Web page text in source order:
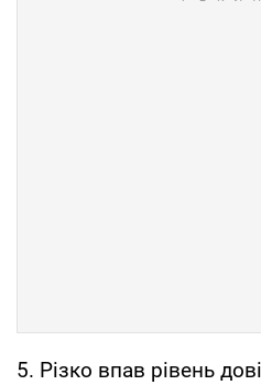
5. Різко впав рівень